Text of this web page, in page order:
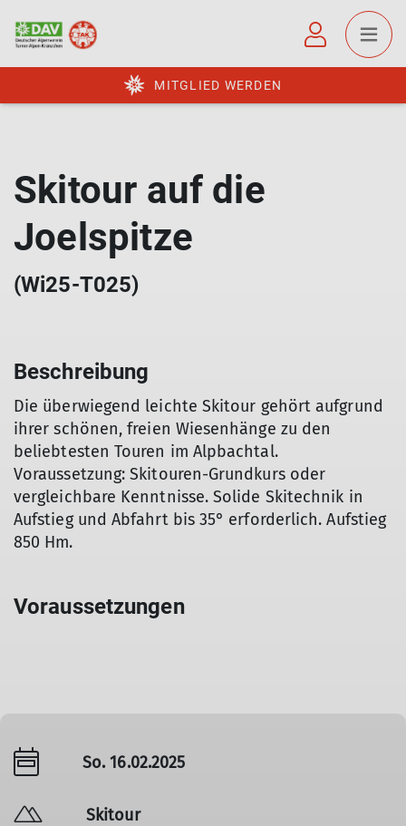
MITGLIED WERDEN
Skitour auf die
Joelspitze
(Wi25-T025)
Beschreibung
Die überwiegend leichte Skitour gehört aufgrund
ihrer schönen, freien Wiesenhänge zu den
beliebtesten Touren im Alpbachtal.
Voraussetzung: Skitouren-Grundkurs oder
vergleichbare Kenntnisse. Solide Skitechnik in
Aufstieg und Abfahrt bis 35° erforderlich. Aufstieg
850 Hm.
Voraussetzungen
So. 16.02.2025
Skitour